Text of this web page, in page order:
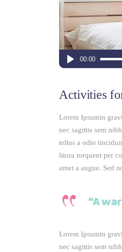
Πρόγραμμα
Αναπαραγωγής
00:00
Activities
Lorem Ipsumin
nec sagittis sem
tellus a odio
litora torquent per
amet a augue. Sed
“A
Lorem Ipsumin
nec sagittis sem